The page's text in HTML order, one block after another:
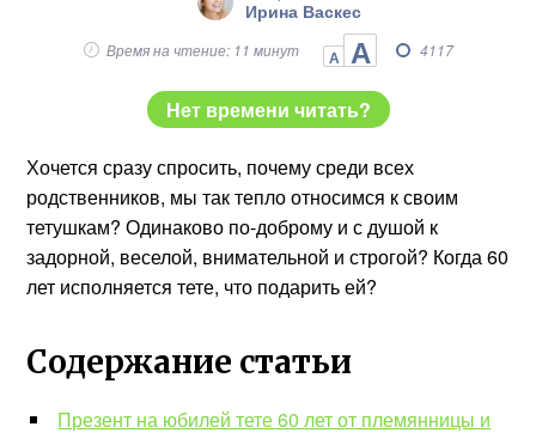
Ирина Васкес
Время на чтение: 11 минут А А 4117
Нет времени читать?
Хочется сразу спросить, почему среди всех
родственников, мы так тепло относимся к своим
тетушкам? Одинаково по-доброму и с душой к
задорной, веселой, внимательной и строгой? Когда 60
лет исполняется тете, что подарить ей?
Содержание статьи
Презент на юбилей тете 60 лет от племянницы и